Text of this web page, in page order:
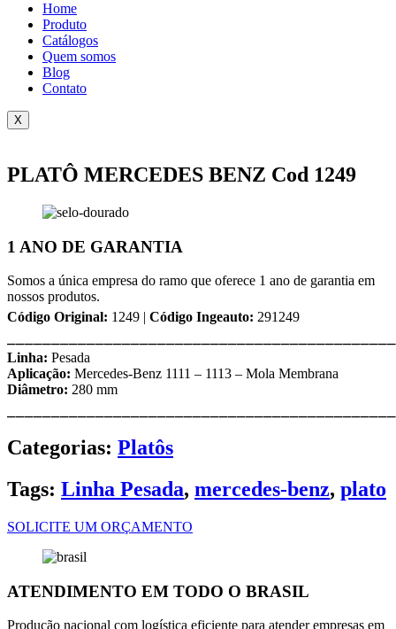
Home
Produto
Catálogos
Quem somos
Blog
Contato
X
PLATÔ MERCEDES BENZ Cod 1249
1 ANO DE GARANTIA
Somos a única empresa do ramo que oferece 1 ano de garantia em
nossos produtos.
Código Original: 1249 | Código Ingeauto: 291249
Linha: Pesada
Aplicação: Mercedes-Benz 1111 – 1113 – Mola Membrana
Diâmetro: 280 mm
Categorias: Platôs
Tags: Linha Pesada, mercedes-benz, plato
SOLICITE UM ORÇAMENTO
ATENDIMENTO EM TODO O BRASIL
Produção nacional com logística eficiente para atender empresas em